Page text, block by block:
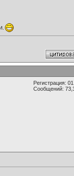
Регистрация:
Сообщений: